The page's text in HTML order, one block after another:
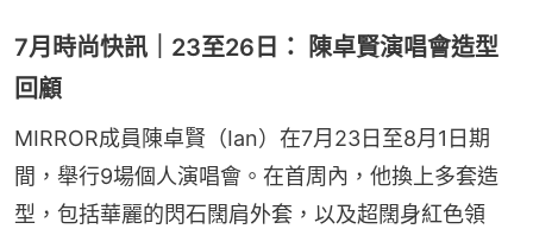
7月時尚快訊｜23至26日： 陳卓賢演唱會造型
回顧
MIRROR成員陳卓賢（Ian）在7月23日至8月1日期
間，舉行9場個人演唱會。在首周內，他換上多套造
型，包括華麗的閃石闊肩外套，以及超闊身紅色領